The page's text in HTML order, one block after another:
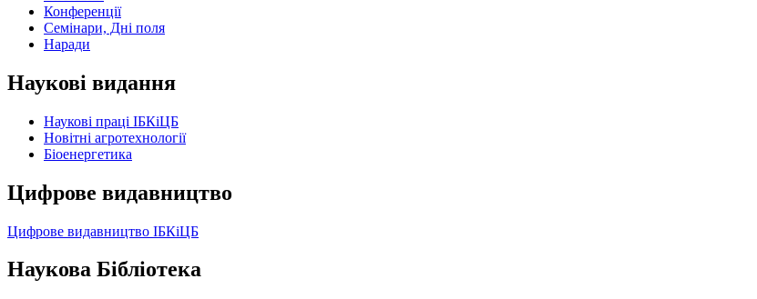
Конференції
Семінари, Дні поля
Наради
Наукові видання
Наукові праці ІБКіЦБ
Новітні агротехнології
Бiоенергетика
Цифрове видавництво
Цифрове видавництво ІБКіЦБ
Наукова Бібліотека